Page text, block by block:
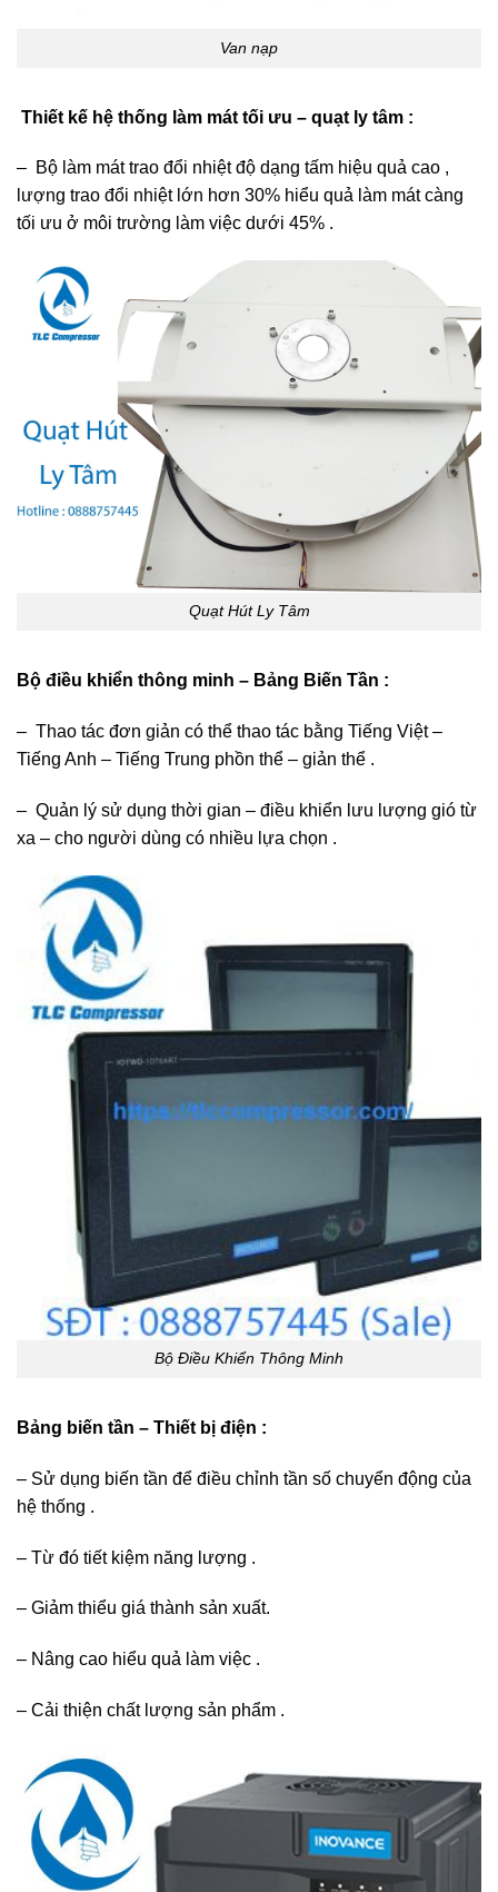
Van nạp
Thiết kế hệ thống làm mát tối ưu – quạt ly tâm :
– Bộ làm mát trao đổi nhiệt độ dạng tấm hiệu quả cao ,
lượng trao đổi nhiệt lớn hơn 30% hiểu quả làm mát càng
tối ưu ở môi trường làm việc dưới 45% .
Quạt Hút Ly Tâm
Bộ điều khiển thông minh – Bảng Biến Tần :
– Thao tác đơn giản có thể thao tác bằng Tiếng Việt –
Tiếng Anh – Tiếng Trung phồn thể – giản thể .
– Quản lý sử dụng thời gian – điều khiển lưu lượng gió từ
xa – cho người dùng có nhiều lựa chọn .
Bộ Điều Khiển Thông Minh
Bảng biến tần – Thiết bị điện :
– Sử dụng biến tần để điều chỉnh tần số chuyển động của
hệ thống .
– Từ đó tiết kiệm năng lượng .
– Giảm thiểu giá thành sản xuất.
– Nâng cao hiểu quả làm việc .
– Cải thiện chất lượng sản phẩm .